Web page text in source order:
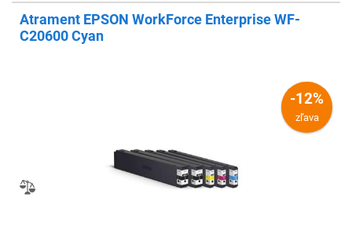
Atrament EPSON WorkForce Enterprise WF-
C20600 Cyan
-12%
zľava